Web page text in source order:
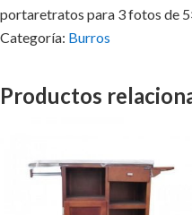
portaretratos para 3 fotos de
Categoría: Burros
Productos